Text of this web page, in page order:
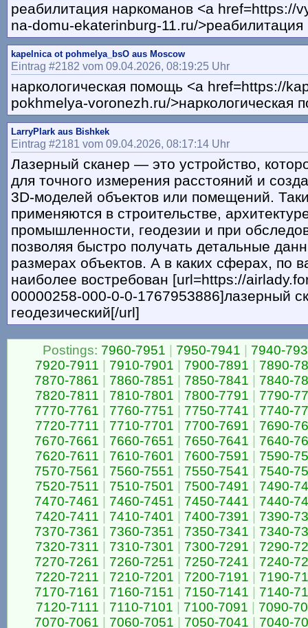
реабилитация наркоманов <a href=https://
na-domu-ekaterinburg-11.ru/
kapelnica ot pohmelya_bsO aus Moscow
Eintrag #2182 vom 09.04.2026, 08:19:25 Uhr
наркологическая помощь <a href=https://
pokhmelya-voronezh.ru/>наркологическая
LarryPlark aus Bishkek
Eintrag #2181 vom 09.04.2026, 08:17:14 Uhr
Лазерный сканер — это устройство,
для точного измерения расстояний и
3D-моделей объектов или помещений.
применяются в строительстве,
промышленности, геодезии и при
позволяя быстро получать детальные
размерах объектов. А в каких сферах, по
наиболее востребован [url=https://
00000258-000-0-0-1767953886]лазерный
геодезический[/url]
Postings: 7960-7951 7950-7941
7940-
7920-7911
7910-7901 7900-7891
7890-
7870-7861
7860-7851 7850-7841
7840-
7820-7811
7810-7801 7800-7791
7790-
7770-7761
7760-7751 7750-7741
7740-
7720-7711
7710-7701 7700-7691
7690-
7670-7661
7660-7651 7650-7641
7640-
7620-7611
7610-7601 7600-7591
7590-
7570-7561
7560-7551 7550-7541
7540-
7520-7511
7510-7501 7500-7491
7490-
7470-7461
7460-7451 7450-7441
7440-
7420-7411
7410-7401 7400-7391
7390-
7370-7361
7360-7351 7350-7341
7340-
7320-7311
7310-7301 7300-7291
7290-
7270-7261
7260-7251 7250-7241
7240-
7220-7211
7210-7201 7200-7191
7190-
7170-7161
7160-7151 7150-7141
7140-
7120-7111
7110-7101 7100-7091
7090-
7070-7061
7060-7051 7050-7041 7040-